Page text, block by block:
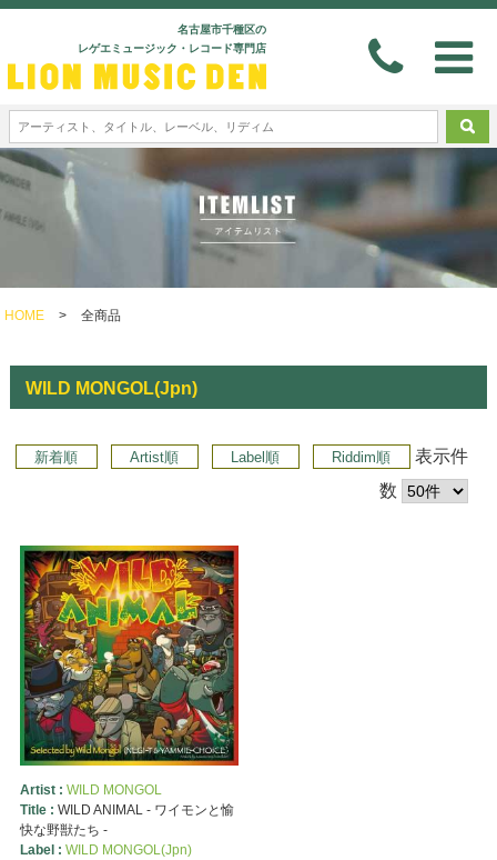
名古屋市千種区の
レゲエミュージック・レコード専門店
HOME > 全商品
WILD MONGOL(Jpn)
新着順 Artist順 Label順 Riddim順
表示件
数
Artist : WILD MONGOL
Title : WILD ANIMAL - ワイモンと愉
快な野獣たち -
Label : WILD MONGOL(Jpn)